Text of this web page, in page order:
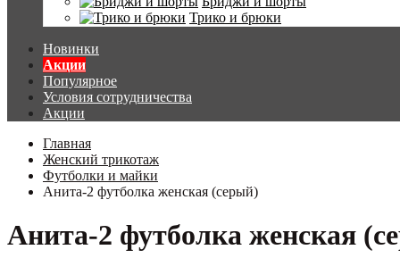
Трико и брюки
Новинки
Акции
Популярное
Условия сотрудничества
Акции
Главная
Женский трикотаж
Футболки и майки
Анита-2 футболка женская (серый)
Анита-2 футболка женская